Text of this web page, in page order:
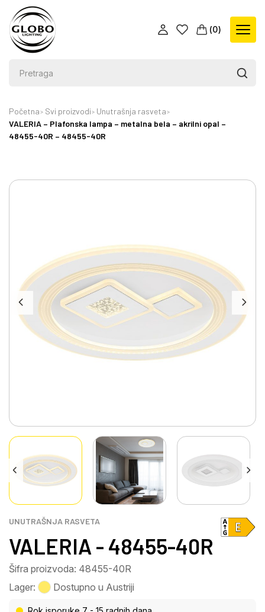
(0)
Početna Svi proizvodi
Unutrašnja rasveta
VALERIA – Plafonska lampa – metalna bela – akrilni opal –
48455-40R – 48455-40R
UNUTRAŠNJA RASVETA
VALERIA - 48455-40R
Šifra proizvoda: 48455-40R
Lager:
Dostupno u Austriji